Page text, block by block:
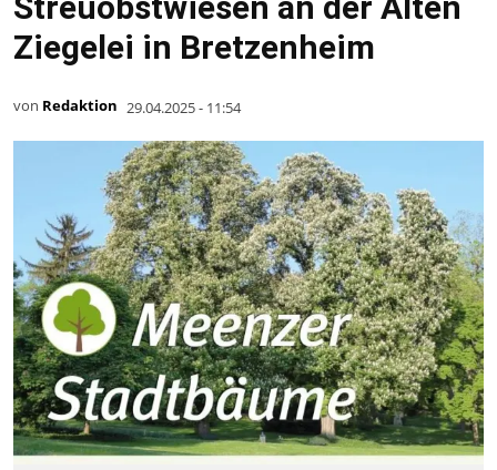
Ziegelei in Bretzenheim
von Redaktion 29.04.2025 - 11:54